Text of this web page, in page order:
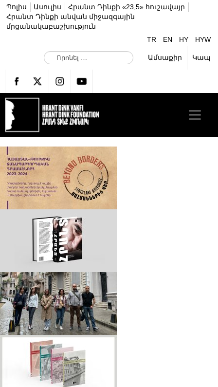
Պոլիս Ասուլիս
Հրանտ Դինքի «23,5» հուշավայր
Հրանտ Դինքի անվան միջազգային
մրցանակաբաշխություն
TR
EN HY
HYW
Ո
ր
ե
…
Ամսաքիր Կապ